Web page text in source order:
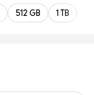
512 GB 1 TB